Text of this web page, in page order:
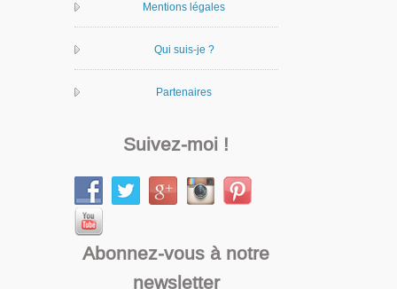
Mentions légales
Qui suis-je ?
Partenaires
Suivez-moi !
Abonnez-vous à notre
newsletter